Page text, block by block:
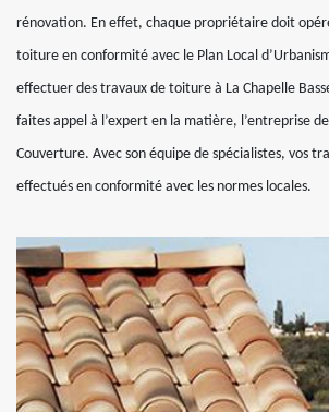
rénovation. En effet, chaque propriétaire doit
toiture en conformité avec le Plan Local
effectuer des travaux de toiture à La Chapelle
faites appel à l’expert en la matière, l’entreprise
Couverture. Avec son équipe de spécialistes, vos
effectués en conformité avec les normes locales.